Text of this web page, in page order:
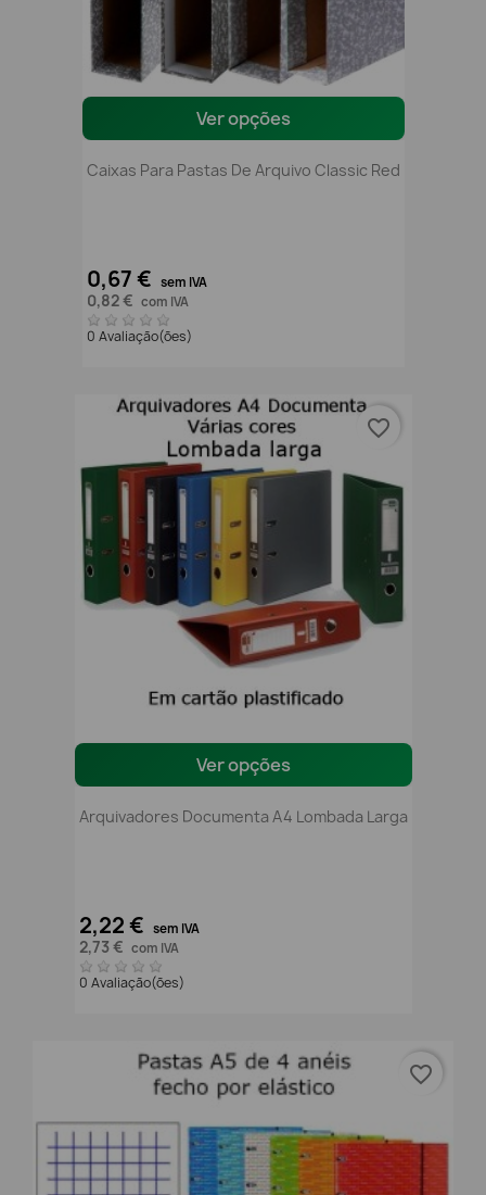
Ver opções
Caixas Para Pastas De Arquivo Classic Red
0,67 € sem IVA
0,82 € com IVA
0 Avaliação(ões)
Ver opções
Arquivadores Documenta A4 Lombada Larga
2,22 € sem IVA
2,73 € com IVA
0 Avaliação(ões)
favorite_border
favorite_border